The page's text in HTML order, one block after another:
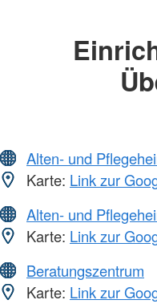
Alten- und
Karte: Link zur
Alten- und
Karte: Link zur
Beratungszentrum
Karte: Link zur